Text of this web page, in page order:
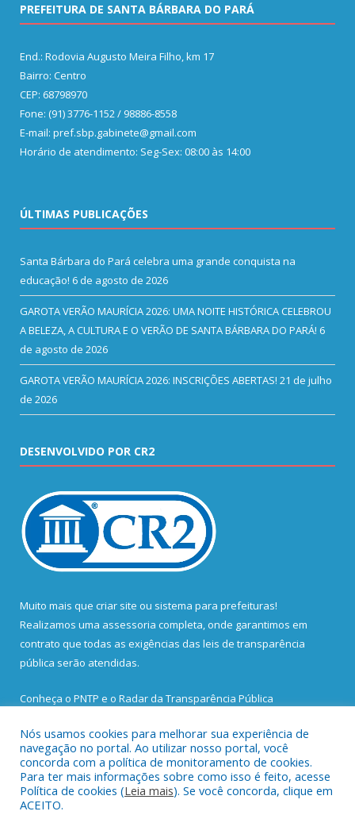
PREFEITURA DE SANTA BÁRBARA DO PARÁ
End.: Rodovia Augusto Meira Filho, km 17
Bairro: Centro
CEP: 68798970
Fone: (91) 3776-1152 / 98886-8558
E-mail: pref.sbp.gabinete@gmail.com
Horário de atendimento: Seg-Sex: 08:00 às 14:00
ÚLTIMAS PUBLICAÇÕES
Santa Bárbara do Pará celebra uma grande conquista na
educação! 6 de agosto de 2026
GAROTA VERÃO MAURÍCIA 2026: UMA NOITE HISTÓRICA CELEBROU
A BELEZA, A CULTURA E O VERÃO DE SANTA BÁRBARA DO PARÁ! 6
de agosto de 2026
GAROTA VERÃO MAURÍCIA 2026: INSCRIÇÕES ABERTAS! 21 de julho
de 2026
DESENVOLVIDO POR CR2
Muito mais que criar site ou sistema para prefeituras!
Realizamos uma assessoria completa, onde garantimos em
contrato que todas as exigências das leis de transparência
pública serão atendidas.
Conheça o PNTP e o Radar da Transparência Pública
Todos os direitos reservados a Prefeitura Municipal de Santa
Bárbara do Pará.
Nós usamos cookies para melhorar sua experiência de
navegação no portal. Ao utilizar nosso portal, você
concorda com a política de monitoramento de cookies.
Para ter mais informações sobre como isso é feito, acesse
Política de cookies (Leia mais). Se você concorda, clique em
ACEITO.